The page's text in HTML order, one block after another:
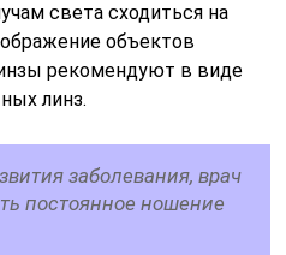
света сходиться на
объектов
рекомендуют в виде
линз.
заболевания, врач
постоянное ношение